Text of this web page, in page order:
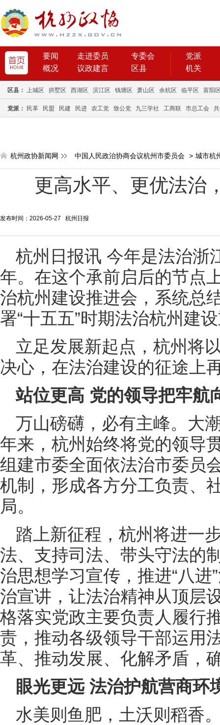
要闻 走进委员
专委会
概况
议政建言 区县
党派
机关
区县： 上城区 拱墅区 西湖区 滨江区 钱塘区 萧山区 余杭区 临平区 富阳
党派： 民革 民盟 民建 民进 农工党 致公党 九三学社 工商联 市总工会
杭州政协新闻网 中国人民政治协商会议杭州市委员会 > 城市杭
更高水平、更优法治
发布时间：2026-05-27 杭州日报
杭州日报讯 今年是法治浙
年。在这个承前启后的节点
治杭州建设推进会，系统总
署“十五五”时期法治杭州建
立足发展新起点，杭州将
决心，在法治建设的征途上
站位更高 党的领导把牢航
万山磅礴，必有主峰。大
年来，杭州始终将党的领导
组建市委全面依法治市委员
机制，形成各方分工负责、
局。
踏上新征程，杭州将进一
法、支持司法、带头守法的
治思想学习宣传，推进“八进
治宣讲，让法治精神从顶层
格落实党政主要负责人履行
责，推动各级领导干部运用
革、推动发展、化解矛盾，
眼光更远 法治护航营商环
水美则鱼肥，土沃则稻香